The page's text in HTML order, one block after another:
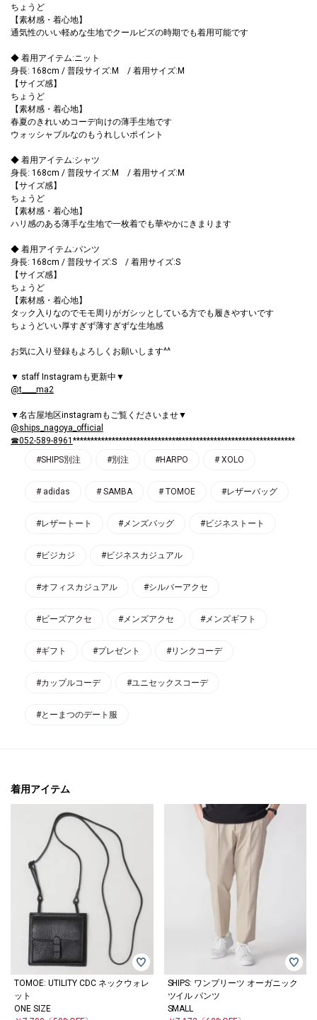
ちょうど
【素材感・着心地】
通気性のいい軽めな生地でクールビズの時期でも着用可能です
◆ 着用アイテム:ニット
身長: 168cm / 普段サイズ:M / 着用サイズ:M
【サイズ感】
ちょうど
【素材感・着心地】
春夏のきれいめコーデ向けの薄手生地です
ウォッシャブルなのもうれしいポイント
◆ 着用アイテム:シャツ
身長: 168cm / 普段サイズ:M / 着用サイズ:M
【サイズ感】
ちょうど
【素材感・着心地】
ハリ感のある薄手な生地で一枚着でも華やかにきまります
◆ 着用アイテム:パンツ
身長: 168cm / 普段サイズ:S / 着用サイズ:S
【サイズ感】
ちょうど
【素材感・着心地】
タック入りなのでモモ周りがガシッとしている方でも履きやすいです
ちょうどいい厚すぎず薄すぎずな生地感
お気に入り登録もよろしくお願いします^^
▼ staff Instagramも更新中▼
@t____ma2
▼名古屋地区instagramもご覧くださいませ▼
@ships_nagoya_official
☎052-589-8961 ***************************************************************
#SHIPS別注
#別注 #HARPO # XOLO
# adidas # SAMBA # TOMOE #レザーバッグ
#レザートート #メンズバッグ #ビジネストート
#ビジカジ #ビジネスカジュアル
#オフィスカジュアル #シルバーアクセ
#ビーズアクセ #メンズアクセ #メンズギフト
#ギフト #プレゼント #リンクコーデ
#カップルコーデ #ユニセックスコーデ
#とーまつのデート服
着用アイテム
TOMOE: UTILITY CDC ネックウォレ
ット
ONE SIZE
SHIPS: ワンプリーツ オーガニック
ツイル パンツ
SMALL